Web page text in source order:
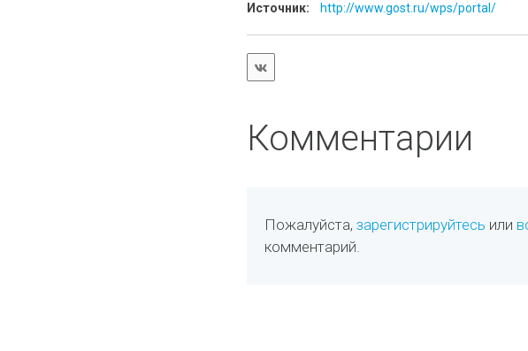
Источник: http://www.gost.ru/wps/portal/
Комментарии
Пожалуйста, зарегистрируйтесь или
комментарий.